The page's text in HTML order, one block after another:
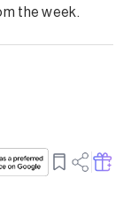
the week.